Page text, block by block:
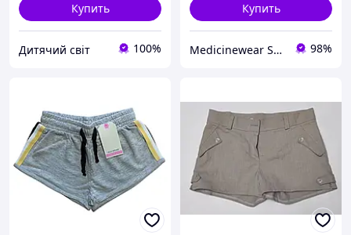
Купить
Дитячий світ 100%
Купить
Medicinewear Shopping 98%